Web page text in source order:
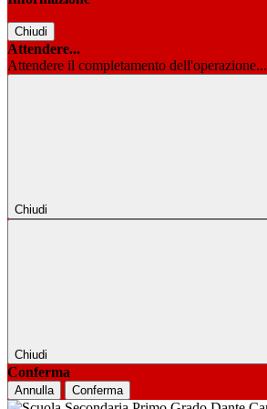
Chiudi
Attendere...
Attendere il completamento dell'operazione...
Chiudi
Chiudi
Conferma
Annulla Conferma